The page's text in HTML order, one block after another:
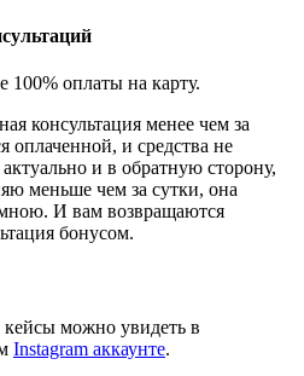
100% оплаты на карту.
консультация менее чем за
оплаченной, и средства не
и в обратную сторону,
меньше чем за сутки, она
И вам возвращаются
бонусом.
можно увидеть в
Instagram аккаунте.